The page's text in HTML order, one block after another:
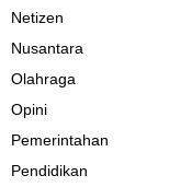
Netizen
Nusantara
Olahraga
Opini
Pemerintahan
Pendidikan